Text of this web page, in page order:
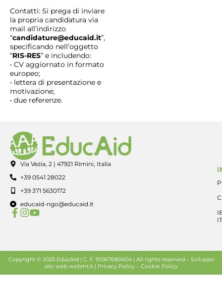
Contatti: Si prega di inviare
la propria candidatura via
mail all’indirizzo
“candidature@educaid.it”,
specificando nell’oggetto
“RIS-RES” e includendo:
• CV aggiornato in formato
europeo;
• lettera di presentazione e
motivazione;
• due referenze.
Via Vezia, 2 | 47921 Rimini, Italia
+39 0541 28022
+39 371 5630172
educaid-ngo@educaid.it
Copyright © 2025 EducAid | C. F. 91067680404 | All rights reserved – Sviluppo
sito webwebmt.it | Privacy Policy– Cookie Policy